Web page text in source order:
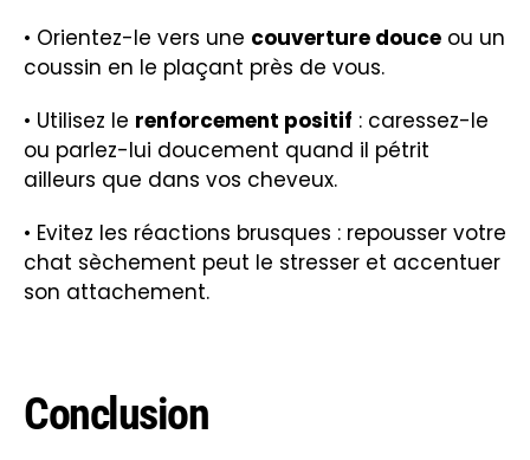
• Orientez-le vers une couverture douce ou un
coussin en le plaçant près de vous.
• Utilisez le renforcement positif : caressez-le
ou parlez-lui doucement quand il pétrit
ailleurs que dans vos cheveux.
• Evitez les réactions brusques : repousser votre
chat sèchement peut le stresser et accentuer
son attachement.
Conclusion